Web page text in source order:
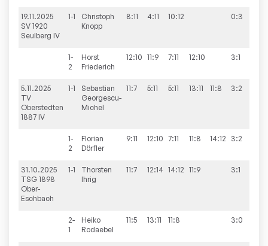
19.11.2025
SV 1920
Seulberg IV
1-1
Christoph
Knopp
8:11 4:11 10:12 0:3
1-
2
Horst
Friederich
12:10 11:9 7:11 12:10 3:1
5.11.2025
TV
Oberstedten
1887 IV
1-1
Sebastian
Georgescu-
Michel
11:7 5:11 5:11 13:11 11:8 3:2
1-
2
Florian
Dörfler
9:11 12:10 7:11 11:8 14:12 3:2
31.10.2025
TSG 1898
Ober-
Eschbach
1-1
Thorsten
Ihrig
11:7 12:14 14:12 11:9 3:1
2-
1
Heiko
Rodaebel
11:5 13:11 11:8 3:0